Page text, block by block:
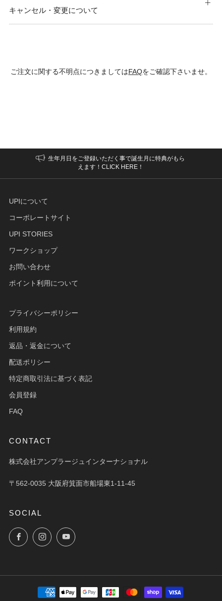
キャンセル・変更について
ご注文に関する不明点につきましてはFAQをご確認下さいませ。
生年月日をご登録いただく事で誕生月に特典がもら
えます！CLICK HERE！
UPIについて
コーポレートサイト
UPI STORIES
ワークショップ
お問い合わせ
ポイント利用について
プライバシーポリシー
利用規約
返品・返金について
配送ポリシー
特定商取引法に基づく表記
会員登録
FAQ
CONTACT
株式会社アンプラージュインターナショナル
〒562-0035 大阪府箕面市船場東1-11-45
SOCIAL
FacebookInstagramYouTube